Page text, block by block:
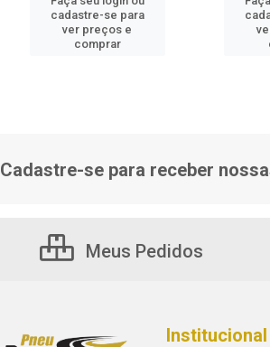
cadastre-se para
ver preços e
comprar
Cadastre-se para receber
Meus Pedidos
Institucional